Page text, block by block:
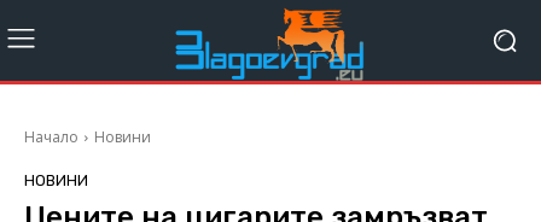
Начало Новини
НОВИНИ